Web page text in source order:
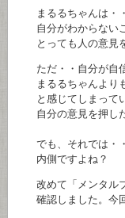
まるるちゃんは・
自分がわからないこ
とっても人の意見を
ただ・・自分が自信
まるるちゃんよりも
と感じてしまってい
自分の意見を押し
でも、それでは・・
内側ですよね？
改めて「メンタルブ
確認しました。今回